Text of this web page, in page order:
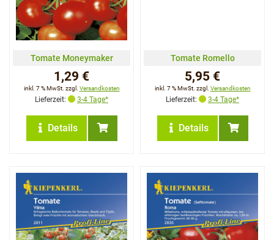
Tomate Moneymaker
1,29 €
inkl. 7 % MwSt. zzgl. Versandkosten
Lieferzeit: 3-4 Tage*
Details
Tomate Romello
5,95 €
inkl. 7 % MwSt. zzgl. Versandkosten
Lieferzeit: 3-4 Tage*
Details